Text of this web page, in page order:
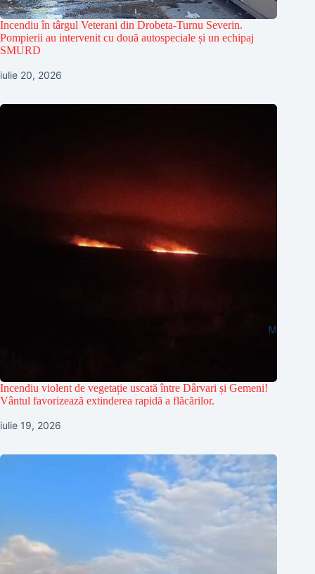
Incendiu în târgul Veterani din Drobeta-Turnu Severin.
Pompierii au intervenit cu două autospeciale și un echipaj
SMURD
iulie 20, 2026
Incendiu violent de vegetație uscată între Dârvari și Gemeni!
Vântul favorizează extinderea rapidă a flăcărilor.
iulie 19, 2026